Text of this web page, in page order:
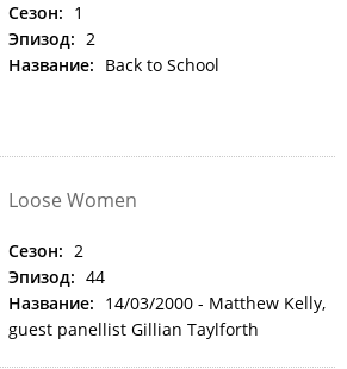
Сезон: 1
Эпизод: 2
Название: Back to School
Loose Women
Сезон: 2
Эпизод: 44
Название: 14/03/2000 - Matthew Kelly,
guest panellist Gillian Taylforth